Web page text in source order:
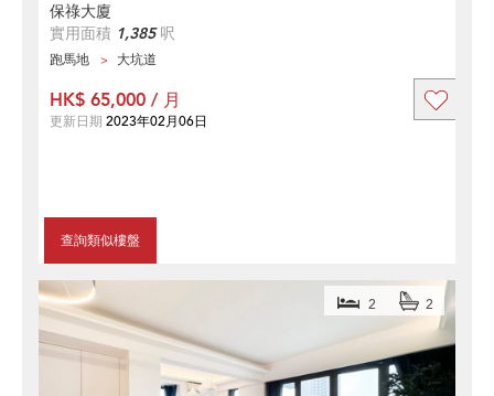
保祿大廈
實用面積 1,385呎
跑馬地 大坑道
查詢類似樓盤
HK$ 65,000 / 月
更新日期 2023年02月06日
2 2